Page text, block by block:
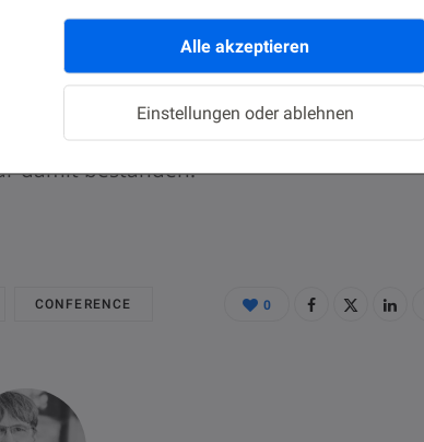
Alle akzeptieren
Einstellungen oder ablehnen
Maschine, wie sie in vielen Fertigungen
dort anfallenden Daten mit anderen
Lösungen Mehrwerte geschaffen,
möglich gewesen wären. Danke an das
damit bestanden.
CONFERENCE 0